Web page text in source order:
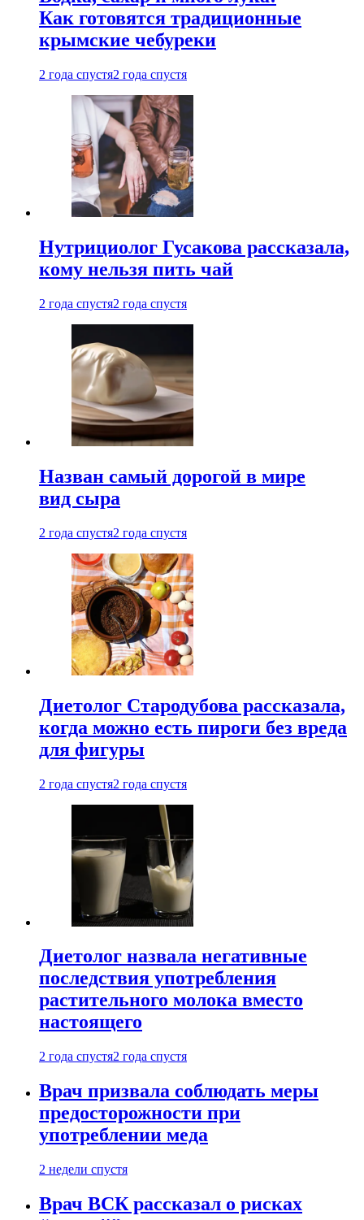
Как готовятся традиционные
крымские чебуреки
2 года спустя2 года спустя
Нутрициолог Гусакова рассказала,
кому нельзя пить чай
2 года спустя2 года спустя
Назван самый дорогой в мире
вид сыра
2 года спустя2 года спустя
Диетолог Стародубова рассказала,
когда можно есть пироги без вреда
для фигуры
2 года спустя2 года спустя
Диетолог назвала негативные
последствия употребления
растительного молока вместо
настоящего
2 года спустя2 года спустя
Врач призвала соблюдать меры
предосторожности при
употреблении меда
2 недели спустя
Врач ВСК рассказал о рисках